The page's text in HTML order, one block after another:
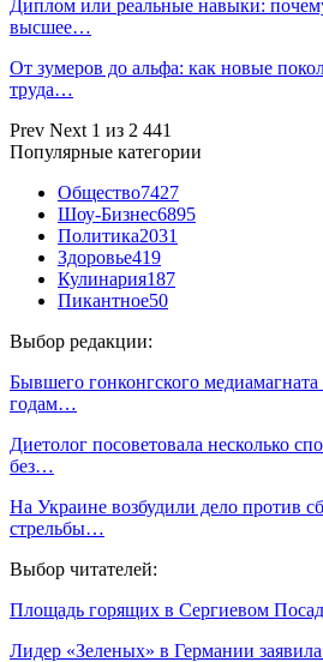
Диплом или реальные навыки:
высшее…
От зумеров до альфа: как новые
труда…
Prev Next 1 из 2 441
Популярные категории
Общество7427
Шоу-Бизнес6895
Политика2031
Здоровье419
Кулинария187
Пикантное50
Выбор редакции:
Бывшего гонконгского
годам…
Диетолог посоветовала несколько
без…
На Украине возбудили дело против
стрельбы…
Выбор читателей:
Площадь горящих в Сергиевом
Лидер «Зеленых» в Германии